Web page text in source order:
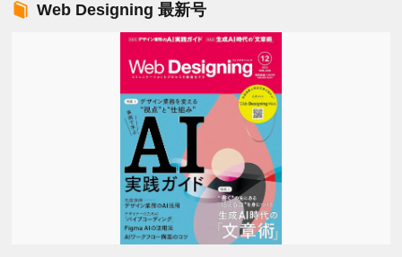
Web Designing 最新号